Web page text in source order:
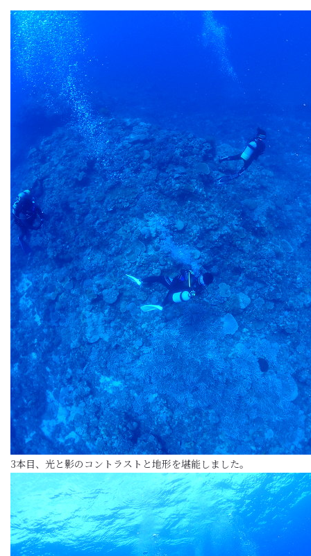
3本目、光と影のコントラストと地形を堪能しました。